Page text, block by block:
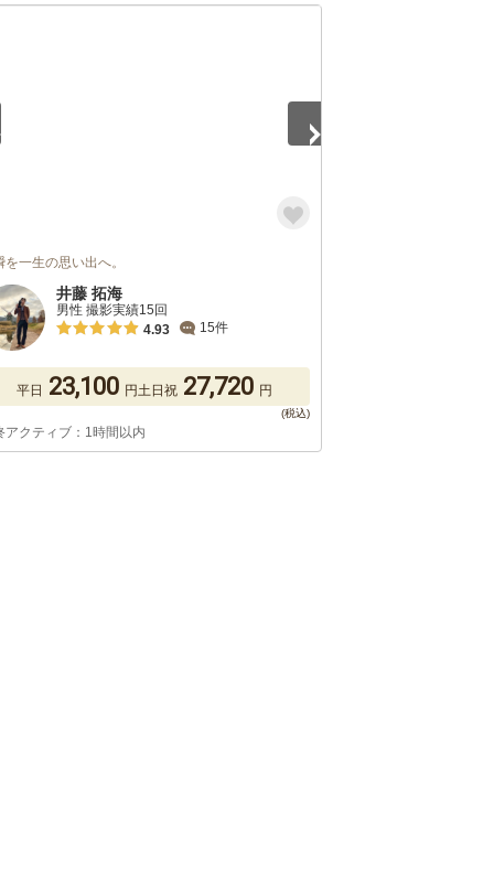
を一生の思い出へ。
井藤 拓海
男性 撮影実績15回
4.93
15件
平日 23,100 円土日祝 27,720 円
アクティブ：1時間以内